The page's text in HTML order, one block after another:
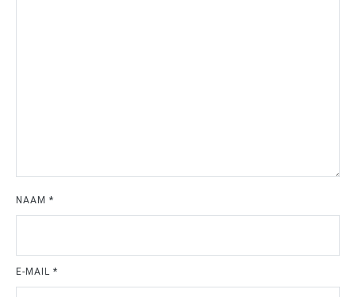
NAAM *
E-MAIL *